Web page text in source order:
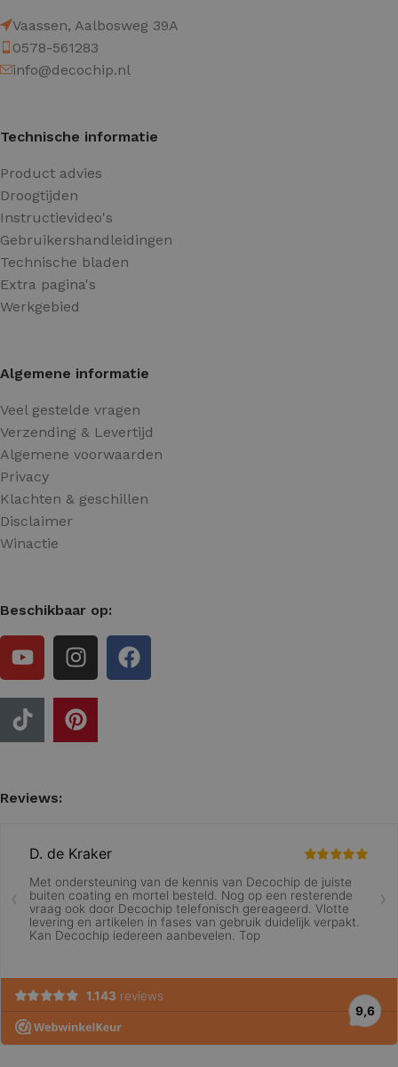
Vaassen, Aalbosweg 39A
0578-561283
info@decochip.nl
Technische informatie
Product advies
Droogtijden
Instructievideo's
Gebruikershandleidingen
Technische bladen
Extra pagina's
Werkgebied
Algemene informatie
Veel gestelde vragen
Verzending & Levertijd
Algemene voorwaarden
Privacy
Klachten & geschillen
Disclaimer
Winactie
Beschikbaar op:
Reviews: